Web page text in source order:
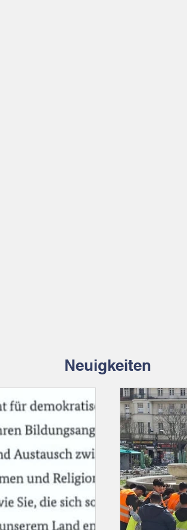
Neuigkeiten